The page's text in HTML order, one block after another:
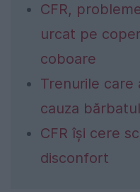
CFR,
urcat pe
coboare
Trenurile care
cauza
CFR își cere
disconfort